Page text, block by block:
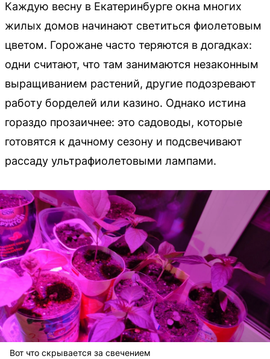
Каждую весну в Екатеринбурге окна многих
жилых домов начинают светиться фиолетовым
цветом. Горожане часто теряются в догадках:
одни считают, что там занимаются незаконным
выращиванием растений, другие подозревают
работу борделей или казино. Однако истина
гораздо прозаичнее: это садоводы, которые
готовятся к дачному сезону и подсвечивают
рассаду ультрафиолетовыми лампами.
Вот что скрывается за свечением